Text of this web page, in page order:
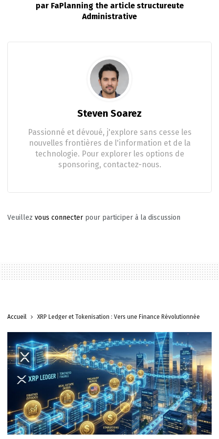
par FaPlanning the article structureute
Administrative
Steven Soarez
Passionné et dévoué, j'explore sans cesse les
nouvelles frontières de l'information et de la
technologie. Pour explorer les options de
sponsoring, contactez-nous.
Veuillez vous connecter pour participer à la discussion
Accueil XRP Ledger et Tokenisation : Vers une Finance Révolutionnée